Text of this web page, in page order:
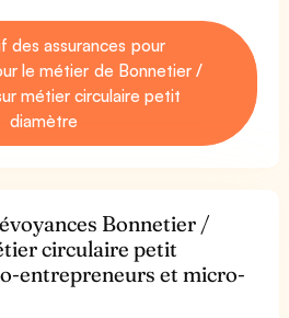
des assurances pour
le métier de Bonnetier /
métier circulaire petit
diamètre
Bonnetier /
circulaire petit
entrepreneurs et micro-